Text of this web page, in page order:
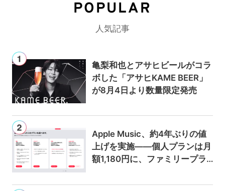
POPULAR
人気記事
亀梨和也とアサヒビールがコラ
ボした「アサヒKAME BEER」
が8月4日より数量限定発売
Apple Music、約4年ぶりの値
上げを実施——個人プランは月
額1,180円に、ファミリープラ